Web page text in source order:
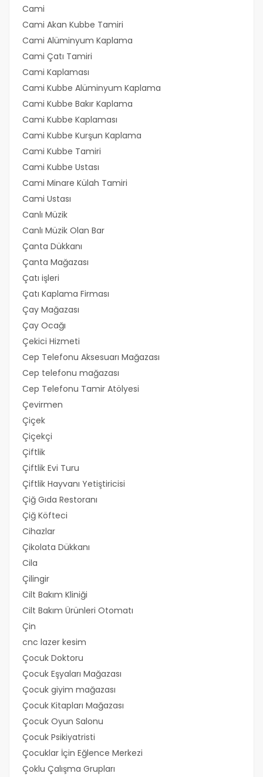
Cami
Cami Akan Kubbe Tamiri
Cami Alüminyum Kaplama
Cami Çatı Tamiri
Cami Kaplaması
Cami Kubbe Alüminyum Kaplama
Cami Kubbe Bakır Kaplama
Cami Kubbe Kaplaması
Cami Kubbe Kurşun Kaplama
Cami Kubbe Tamiri
Cami Kubbe Ustası
Cami Minare Külah Tamiri
Cami Ustası
Canlı Müzik
Canlı Müzik Olan Bar
Çanta Dükkanı
Çanta Mağazası
Çatı işleri
Çatı Kaplama Firması
Çay Mağazası
Çay Ocağı
Çekici Hizmeti
Cep Telefonu Aksesuarı Mağazası
Cep telefonu mağazası
Cep Telefonu Tamir Atölyesi
Çevirmen
Çiçek
Çiçekçi
Çiftlik
Çiftlik Evi Turu
Çiftlik Hayvanı Yetiştiricisi
Çiğ Gıda Restoranı
Çiğ Köfteci
Cihazlar
Çikolata Dükkanı
Cila
Çilingir
Cilt Bakım Kliniği
Cilt Bakım Ürünleri Otomatı
Çin
cnc lazer kesim
Çocuk Doktoru
Çocuk Eşyaları Mağazası
Çocuk giyim mağazası
Çocuk Kitapları Mağazası
Çocuk Oyun Salonu
Çocuk Psikiyatristi
Çocuklar İçin Eğlence Merkezi
Çoklu Çalışma Grupları